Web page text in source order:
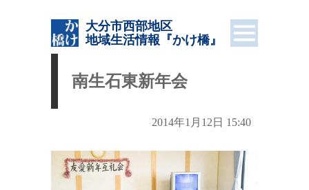
大分市西部地区
地域生活情報 『かけ橋』
南生石東新年会
2014年1月12日 15:40